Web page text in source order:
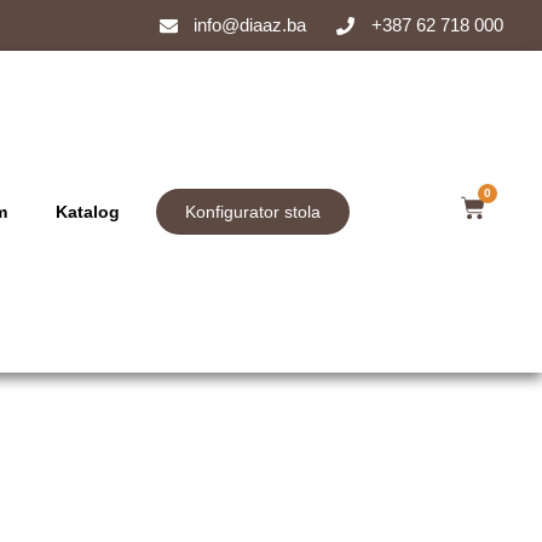
info@diaaz.ba +387 62 718 000
Katalog Konfigurator stola
0